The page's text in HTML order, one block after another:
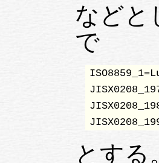
などと
で
とする